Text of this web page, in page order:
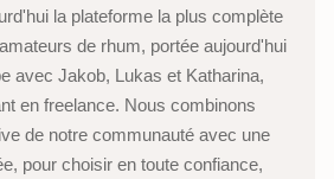
la plateforme la plus complète
de rhum, portée aujourd'hui
avec Jakob, Lukas et Katharina,
en freelance. Nous combinons
de notre communauté avec une
pour choisir en toute confiance,